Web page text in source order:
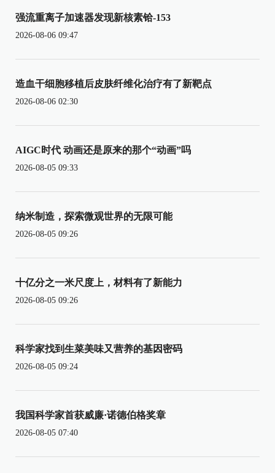
强流重离子加速器发现新核素铪-153
2026-08-06 09:47
造血干细胞移植后皮肤纤维化治疗有了新靶点
2026-08-06 02:30
AIGC时代 动画还是原来的那个“动画”吗
2026-08-05 09:33
纳米制造，探索微观世界的无限可能
2026-08-05 09:26
十亿分之一米尺度上，材料有了新能力
2026-08-05 09:26
科学家找到生菜美味又营养的基因密码
2026-08-05 09:24
我国科学家首获威廉·诺德伯格奖章
2026-08-05 07:40